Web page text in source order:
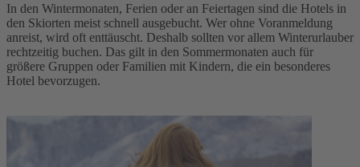
In den Wintermonaten, Ferien oder an Feiertagen sind die Hotels in
den Skiorten meist schnell ausgebucht. Wer ohne Voranmeldung
anreist, wird oft enttäuscht. Deshalb sollten vor allem Winterurlauber
rechtzeitig buchen. Das gilt in den Sommermonaten auch für
größere Gruppen oder Familien mit Kindern, die ein besonderes
Hotel bevorzugen.